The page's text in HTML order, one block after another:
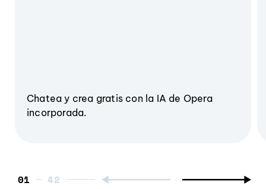
Chatea y crea gratis con la IA de Opera
incorporada.
01